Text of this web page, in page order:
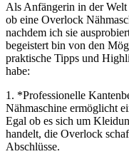
Als Anfängerin in der Welt
ob eine Overlock
nachdem ich sie
begeistert bin von den
praktische Tipps und
habe:
1. *Professionelle
Nähmaschine ermöglicht
Egal ob es sich um
handelt, die Overlock
Abschlüsse.